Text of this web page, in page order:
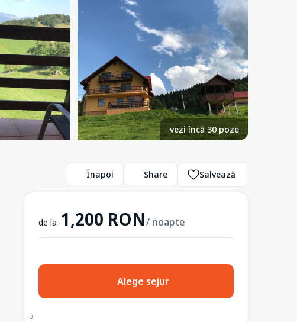
vezi încă 30 poze
Înapoi Share Salvează
de la 1,200 RON/ noapte
Alege sejur
3